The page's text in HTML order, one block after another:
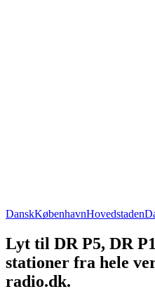
DanskKøbenhavnHovedstaden
Lyt til DR P5, DR
stationer fra hele
radio.dk.